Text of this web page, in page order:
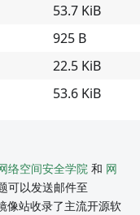
53.7 KiB
925 B
22.5 KiB
53.6 KiB
络空间安全学院 和 网
可以发送邮件至
像站收录了主流开源软